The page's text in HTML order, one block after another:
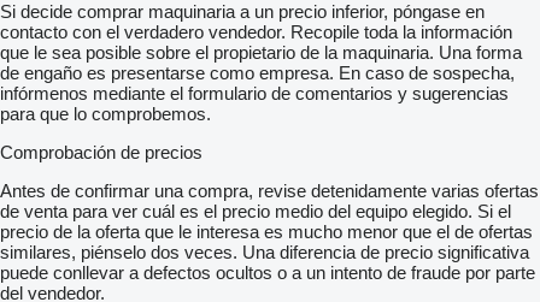
Si decide comprar maquinaria a un precio inferior, póngase en
contacto con el verdadero vendedor. Recopile toda la información
que le sea posible sobre el propietario de la maquinaria. Una forma
de engaño es presentarse como empresa. En caso de sospecha,
infórmenos mediante el formulario de comentarios y sugerencias
para que lo comprobemos.
Comprobación de precios
Antes de confirmar una compra, revise detenidamente varias ofertas
de venta para ver cuál es el precio medio del equipo elegido. Si el
precio de la oferta que le interesa es mucho menor que el de ofertas
similares, piénselo dos veces. Una diferencia de precio significativa
puede conllevar a defectos ocultos o a un intento de fraude por parte
del vendedor.